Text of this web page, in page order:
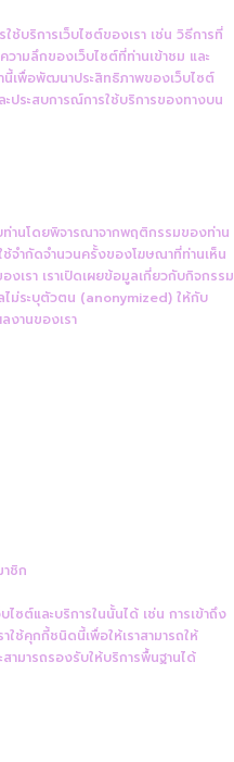
ใช้บริการเว็บไซต์ของเรา เช่น วิธีการที่
วามลึกของเว็บไซต์ที่ท่านเข้าชม และ
านี้เพื่อพัฒนาประสิทธิภาพของเว็บไซต์
ประสบการณ์การใช้บริการของทางบน
านโดยพิจารณาจากพฤติกรรมของท่าน
จำกัดจำนวนครั้งของโฆษณาที่ท่านเห็น
เรา เราเปิดเผยข้อมูลเกี่ยวกับกิจกรรม
ไม่ระบุตัวตน (anonymized) ให้กับ
งานของเรา
ชิก
ซต์และบริการในนั้นได้ เช่น การเข้าถึง
ช้คุกกี้ชนิดนี้เพื่อให้เราสามารถให้
ามารถรองรับให้บริการพื้นฐานได้